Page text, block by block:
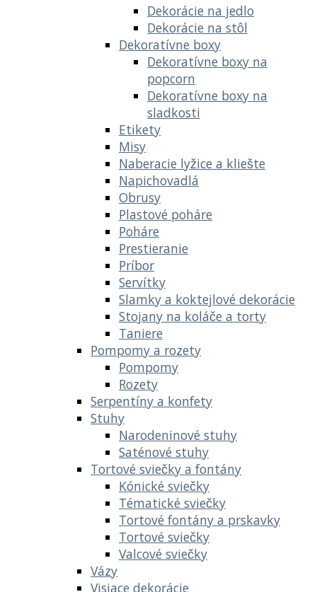
Dekorácie na jedlo
Dekorácie na stôl
Dekoratívne boxy
Dekoratívne boxy na
popcorn
Dekoratívne boxy na
sladkosti
Etikety
Misy
Naberacie lyžice a kliešte
Napichovadlá
Obrusy
Plastové poháre
Poháre
Prestieranie
Príbor
Servítky
Slamky a koktejlové dekorácie
Stojany na koláče a torty
Taniere
Pompomy a rozety
Pompomy
Rozety
Serpentíny a konfety
Stuhy
Narodeninové stuhy
Saténové stuhy
Tortové sviečky a fontány
Kónické sviečky
Tématické sviečky
Tortové fontány a prskavky
Tortové sviečky
Valcové sviečky
Vázy
Visiace dekorácie